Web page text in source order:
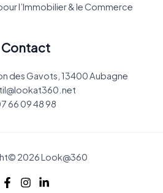
l’Immobilier & le Commerce
Contact
des Gavots, 13400 Aubagne
66 09 48 98
2026 Look@360